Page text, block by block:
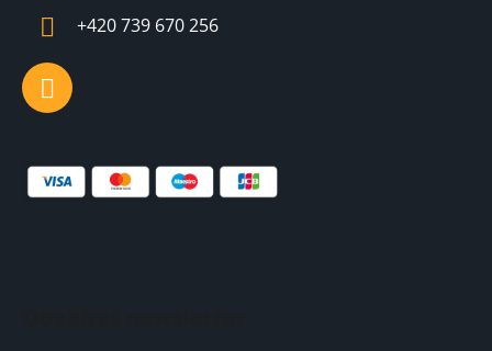
+420 739 670 256